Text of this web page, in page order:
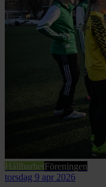
HållbarhetFöreningen
torsdag 9 apr 2026